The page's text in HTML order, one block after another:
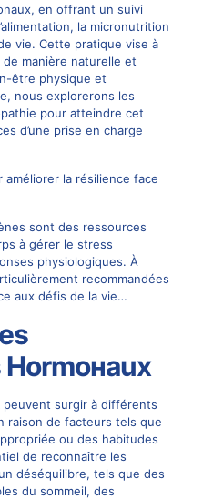
en offrant un suivi
la micronutrition
vie. Cette pratique vise à
de manière naturelle et
être physique et
nous explorerons les
pour atteindre cet
d’une prise en charge
la résilience face
sont des ressources
à gérer le stress
physiologiques. À
recommandées
aux défis de la vie…
peuvent surgir à différents
raison de facteurs tels que
ou des habitudes
de reconnaître les
déséquilibre, tels que des
du sommeil, des